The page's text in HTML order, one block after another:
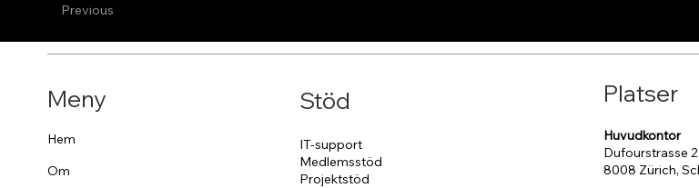
Previous
Hem
Om
Meny Platser
Huvudkontor
Dufourstrasse
8008 Zürich,
IT-support
Medlemsstöd
Projektstöd
Stöd